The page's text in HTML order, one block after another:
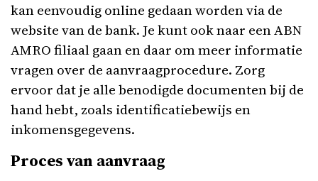
kan eenvoudig online gedaan worden via de
website van de bank. Je kunt ook naar een ABN
AMRO filiaal gaan en daar om meer informatie
vragen over de aanvraagprocedure. Zorg
ervoor dat je alle benodigde documenten bij de
hand hebt, zoals identificatiebewijs en
inkomensgegevens.
Proces van aanvraag